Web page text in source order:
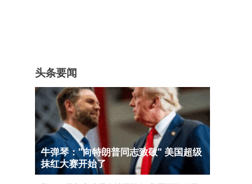
头条要闻
牛弹琴："向特朗普同志致敬" 美国超级
抹红大赛开始了